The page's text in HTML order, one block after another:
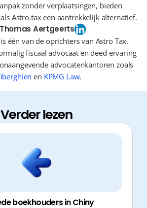
zonder verplaatsingen, bieden
Astro.tax een aantrekkelijk alternatief.
Thomas Aertgeerts
één van de oprichters van Astro Tax.
fiscaal advocaat en deed ervaring
advocatenkantoren zoals
en KPMG Law.
Verder lezen
boekhouders in Chiny